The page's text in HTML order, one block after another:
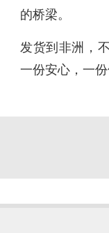
的桥梁。
发货到非洲，
一份安心，一份